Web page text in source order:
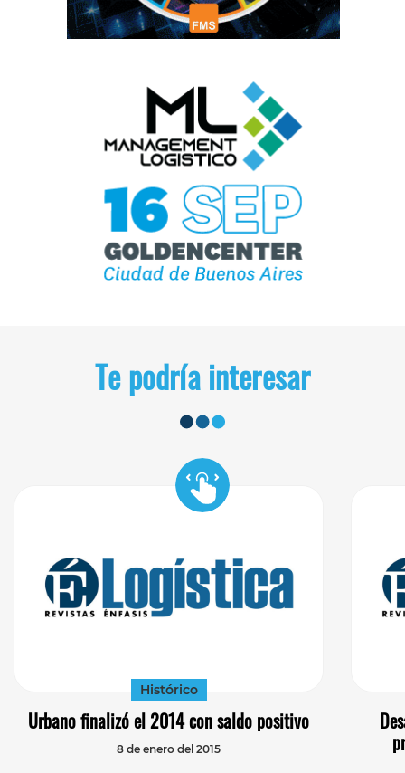
Te podría interesar
Histórico
Urbano finalizó el 2014 con saldo positivo
8 de enero del 2015